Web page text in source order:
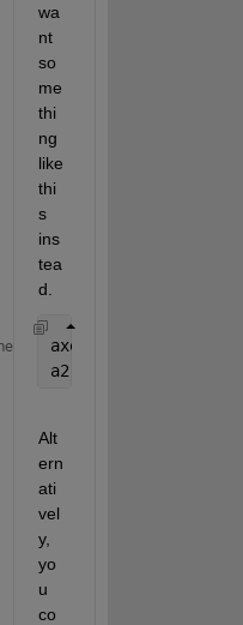
wa
nt
so
me
thi
ng
like
thi
s
ins
tea
d.
axes(handles.axes2)
a2 = handles.axes;
Alt
ern
ati
vel
y,
yo
u
co